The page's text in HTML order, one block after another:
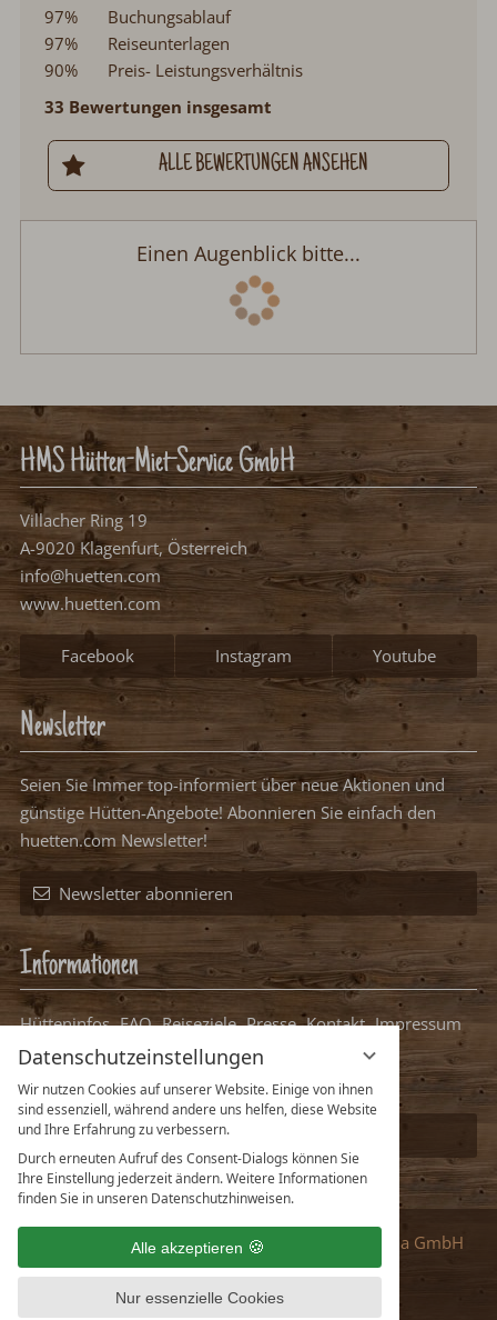
Datenschutzeinstellungen
Wir nutzen Cookies auf unserer Website. Einige von ihnen
sind essenziell, während andere uns helfen, diese Website
und Ihre Erfahrung zu verbessern.
Durch erneuten Aufruf des Consent-Dialogs können Sie
Ihre Einstellung jederzeit ändern. Weitere Informationen
finden Sie in unseren Datenschutzhinweisen.
Alle akzeptieren
Nur essenzielle Cookies
33 Bewertungen insgesamt
ALLE BEWERTUNGEN ANSEHEN
Einen Augenblick bitte...
Villacher Ring 19
A-9020 Klagenfurt, Österreich
info@huetten.com
www.huetten.com
Facebook Instagram Youtube
Newsletter
Seien Sie Immer top-informiert über neue Aktionen und günstige
Hütten-Angebote! Abonnieren Sie einfach den huetten.com
Newsletter!
Newsletter abonnieren
Informationen
Hütteninfos FAQ Reiseziele Presse Kontakt
Impressum
Datenschutz Datenschutzeinstellungen Packliste Hüttenurlaub
Ihre Hütte bei uns eintragen
Partner:
English